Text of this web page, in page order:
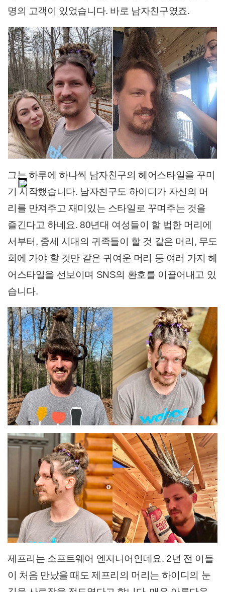
명의 고객이 있었습니다. 바로 남자친구였죠.
그는 하루에 하나씩 남자친구의 헤어스타일을 꾸미
기 시작했습니다. 남자친구도 하이디가 자신의 머
리를 만져주고 재미있는 스타일로 꾸며주는 것을
즐긴다고 하네요. 80년대 여성들이 할 법한 머리에
서부터, 중세 시대의 귀족들이 할 것 같은 머리, 무도
회에 가야 할 것만 같은 귀여운 머리 등 여러 가지 헤
어스타일을 선보이며 SNS의 환호를 이끌어내고 있
습니다.
제프리는 소프트웨어 엔지니어인데요. 2년 전 이들
이 처음 만났을 때도 제프리의 머리는 하이디의 눈